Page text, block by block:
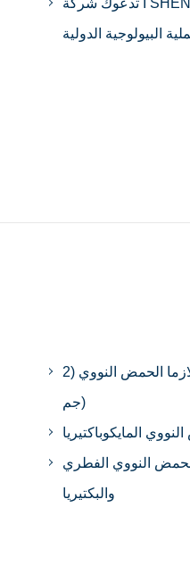
تدعوك شركة I SHENTEK القادمة للانضمام
مجموعة استخراج الميكوبلازما الحمض النووي (2
جم)
المايكوباكتيريا
النووي الفطري
والبكتيريا